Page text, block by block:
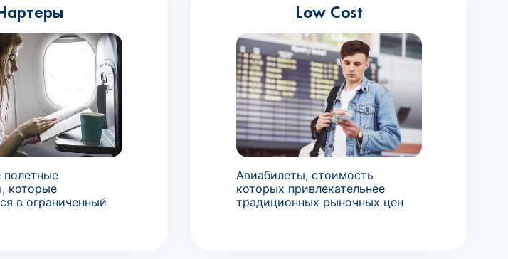
которые
в ограниченный
Low Cost
Авиабилеты, стоимость
которых привлекательнее
традиционных рыночных цен